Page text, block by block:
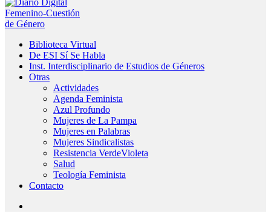
Biblioteca Virtual
De ESI Sí Se Habla
Inst. Interdisciplinario de Estudios de Géneros
Otras
Actividades
Agenda Feminista
Azul Profundo
Mujeres de La Pampa
Mujeres en Palabras
Mujeres Sindicalistas
Resistencia VerdeVioleta
Salud
Teología Feminista
Contacto